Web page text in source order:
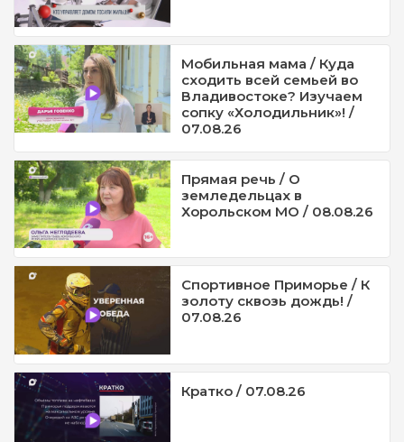
Мобильная мама / Куда
сходить всей семьей во
Владивостоке? Изучаем
сопку «Холодильник»! /
07.08.26
Прямая речь / О
земледельцах в
Хорольском МО / 08.08.26
Спортивное Приморье / К
золоту сквозь дождь! /
07.08.26
Кратко / 07.08.26